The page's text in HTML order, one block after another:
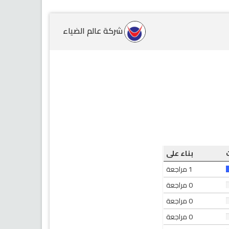
شركة عالم الضياء
بناء على
1 مراجعة
0 مراجعة
0 مراجعة
0 مراجعة